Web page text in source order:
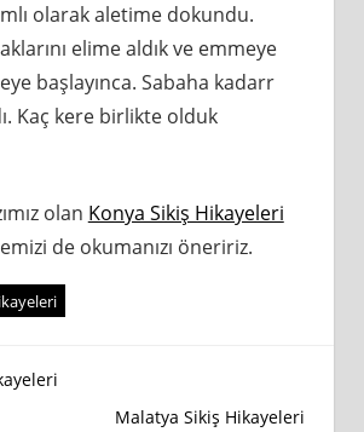
olarak aletime dokundu.
elime aldık ve emmeye
başlayınca. Sabaha kadarr
Kaç kere birlikte olduk
olan Konya Sikiş Hikayeleri
de okumanızı öneririz.
Malatya Sikiş Hikayeleri